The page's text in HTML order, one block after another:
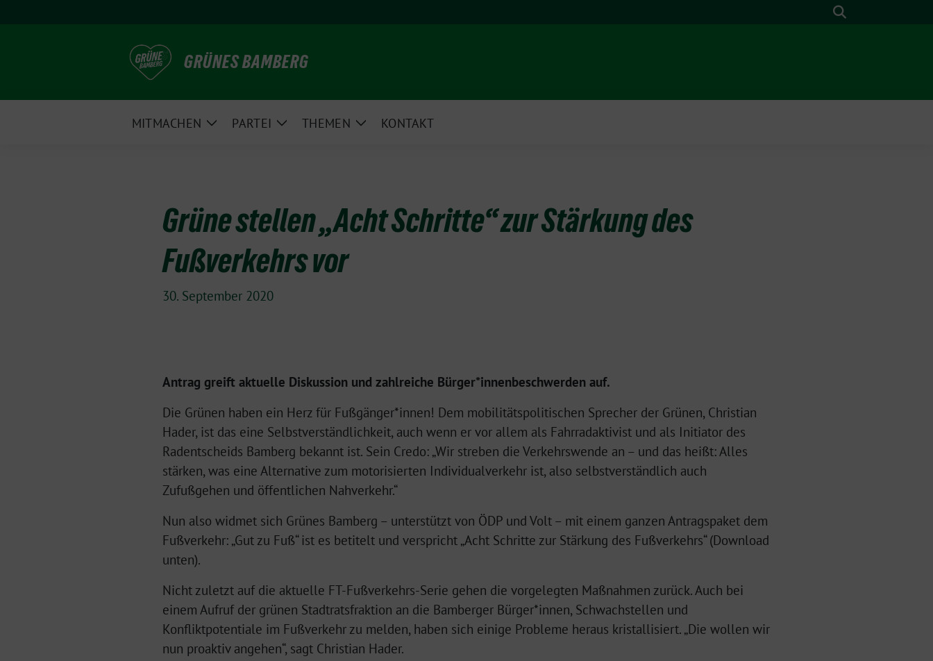
Suche
GRÜNES BAMBERG
MITMACHEN
ZeigePARTEI
ZeigeTHEMEN
ZeigeKONTAKT
Grüne stellen „Acht Schritte“ zur Stärkung des
Fußverkehrs vor
30. September 2020
Antrag greift aktuelle Diskussion und zahlreiche Bürger*innenbeschwerden auf.
Die Grünen haben ein Herz für Fußgänger*innen! Dem mobilitätspolitischen Sprecher der Grünen, Christian
Hader, ist das eine Selbstverständlichkeit, auch wenn er vor allem als Fahrradaktivist und als Initiator des
Radentscheids Bamberg bekannt ist. Sein Credo: „Wir streben die Verkehrswende an – und das heißt: Alles
stärken, was eine Alternative zum motorisierten Individualverkehr ist, also selbstverständlich auch
Zufußgehen und öffentlichen Nahverkehr.“
Nun also widmet sich Grünes Bamberg – unterstützt von ÖDP und Volt – mit einem ganzen Antragspaket dem
Fußverkehr: „Gut zu Fuß“ ist es betitelt und verspricht „Acht Schritte zur Stärkung des Fußverkehrs“ (Download
unten).
Nicht zuletzt auf die aktuelle FT-Fußverkehrs-Serie gehen die vorgelegten Maßnahmen zurück. Auch bei
einem Aufruf der grünen Stadtratsfraktion an die Bamberger Bürger*innen, Schwachstellen und
Konfliktpotentiale im Fußverkehr zu melden, haben sich einige Probleme heraus kristallisiert. „Die wollen wir
nun proaktiv angehen“, sagt Christian Hader.